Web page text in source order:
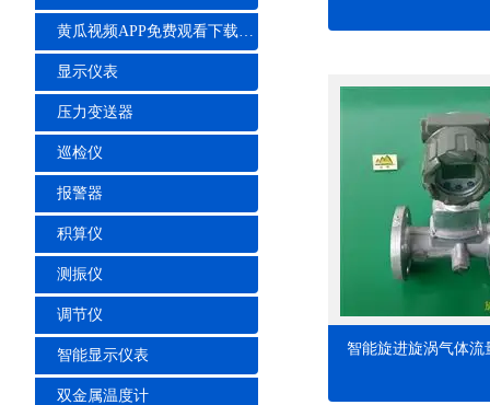
黄瓜视频APP免费观看下载安装
显示仪表
压力变送器
巡检仪
报警器
积算仪
测振仪
调节仪
智能显示仪表
双金属温度计
智能旋进旋涡气体流